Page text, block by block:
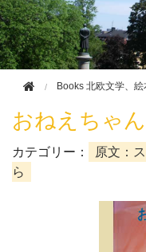
Books 北欧文学、絵
おねえちゃ
カテゴリー： 原文：
ら